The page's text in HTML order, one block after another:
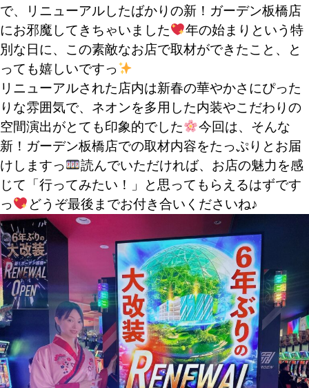
で、リニューアルしたばかりの新！ガーデン板橋店
にお邪魔してきちゃいました
年の始まりという特
別な日に、この素敵なお店で取材ができたこと、と
っても嬉しいですっ
リニューアルされた店内は新春の華やかさにぴった
りな雰囲気で、ネオンを多用した内装やこだわりの
空間演出がとても印象的でした
今回は、そんな
新！ガーデン板橋店での取材内容をたっぷりとお届
けしますっ
読んでいただければ、お店の魅力を感
じて「行ってみたい！」と思ってもらえるはずです
っ
どうぞ最後までお付き合いくださいね♪